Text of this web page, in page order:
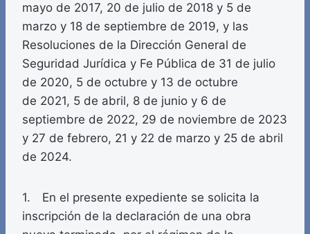
mayo de 2017, 20 de julio de 2018 y 5 de
marzo y 18 de septiembre de 2019, y las
Resoluciones de la Dirección General de
Seguridad Jurídica y Fe Pública de 31 de julio
de 2020, 5 de octubre y 13 de octubre
de 2021, 5 de abril, 8 de junio y 6 de
septiembre de 2022, 29 de noviembre de 2023
y 27 de febrero, 21 y 22 de marzo y 25 de abril
de 2024.
1. En el presente expediente se solicita la
inscripción de la declaración de una obra